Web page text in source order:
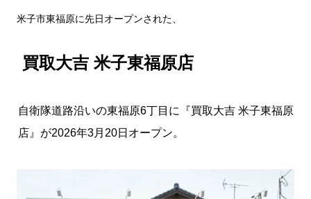
米子市東福原に先日オープンされた、
買取大吉 米子東福原店
自衛隊道路沿いの東福原6丁目に『買取大吉 米子東福原
店』が2026年3月20日オープン。